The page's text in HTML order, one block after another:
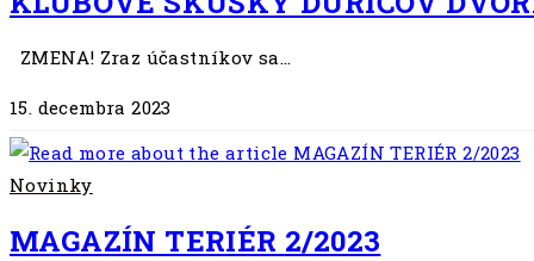
ZMENA! Zraz účastníkov sa…
15. decembra 2023
Novinky
MAGAZÍN TERIÉR 2/2023